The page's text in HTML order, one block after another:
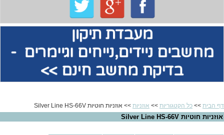
מעבדת תיקון
מחשביםניידים,נייחים וגיימרים -
בדיקת מחשב חינם >>
דף הבית >> כל הקטגוריות >> אוזניות >> אוזניות ‏חוטיות Silver Line HS-66V
אוזניות ‏חוטיות Silver Line HS-66V